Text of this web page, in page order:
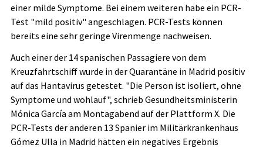
einer milde Symptome. Bei einem weiteren habe ein PCR-
Test "mild positiv" angeschlagen. PCR-Tests können
bereits eine sehr geringe Virenmenge nachweisen.
Auch einer der 14 spanischen Passagiere von dem
Kreuzfahrtschiff wurde in der Quarantäne in Madrid positiv
auf das Hantavirus getestet. "Die Person ist isoliert, ohne
Symptome und wohlauf", schrieb Gesundheitsministerin
Mónica García am Montagabend auf der Plattform X. Die
PCR-Tests der anderen 13 Spanier im Militärkrankenhaus
Gómez Ulla in Madrid hätten ein negatives Ergebnis